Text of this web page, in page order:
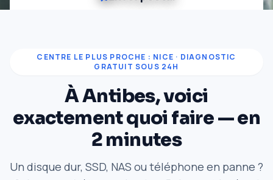
CENTRE LE PLUS PROCHE : NICE · DIAGNOSTIC
GRATUIT SOUS 24H
À Antibes, voici
exactement quoi faire — en
2 minutes
Un disque dur, SSD, NAS ou téléphone en panne ?